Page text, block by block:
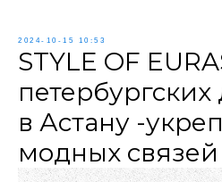
2024-10-15 10:53
STYLE OF
в Астану -
модных связей